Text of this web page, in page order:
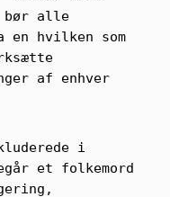
alle
en hvilken som
af enhver
i
et folkemord